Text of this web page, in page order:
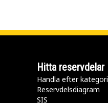
Hitta reservdelar
Handla efter kategori
Reservdelsdiagram
SIS